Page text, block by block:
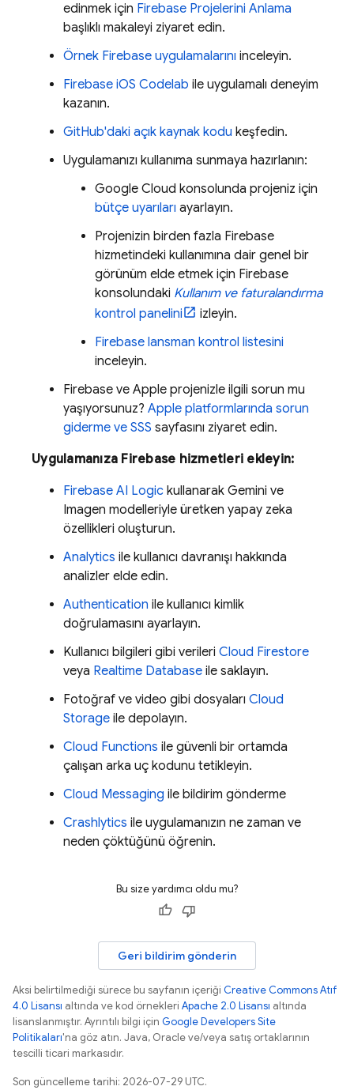
edinmek için Firebase Projelerini Anlama
başlıklı makaleyi ziyaret edin.
Örnek Firebase uygulamalarını inceleyin.
Firebase iOS Codelab ile uygulamalı deneyim
kazanın.
GitHub'daki açık kaynak kodu keşfedin.
Uygulamanızı kullanıma sunmaya hazırlanın:
Google Cloud konsolunda projeniz için
bütçe uyarıları ayarlayın.
Projenizin birden fazla Firebase
hizmetindeki kullanımına dair genel bir
görünüm elde etmek için Firebase
konsolundaki Kullanım ve faturalandırma
kontrol panelini
izleyin.
Firebase lansman kontrol listesini
inceleyin.
Firebase ve Apple projenizle ilgili sorun mu
yaşıyorsunuz? Apple platformlarında sorun
giderme ve SSS sayfasını ziyaret edin.
Uygulamanıza Firebase hizmetleri ekleyin:
Firebase AI Logic kullanarak Gemini ve
Imagen modelleriyle üretken yapay zeka
özellikleri oluşturun.
Analytics ile kullanıcı davranışı hakkında
analizler elde edin.
Authentication ile kullanıcı kimlik
doğrulamasını ayarlayın.
Kullanıcı bilgileri gibi verileri Cloud Firestore
veya Realtime Database ile saklayın.
Fotoğraf ve video gibi dosyaları Cloud
Storage ile depolayın.
Cloud Functions ile güvenli bir ortamda
çalışan arka uç kodunu tetikleyin.
Cloud Messaging ile bildirim gönderme
Crashlytics ile uygulamanızın ne zaman ve
neden çöktüğünü öğrenin.
Bu size yardımcı oldu mu?
Geri bildirim gönderin
Aksi belirtilmediği sürece bu sayfanın içeriği Creative Commons Atıf
4.0 Lisansı altında ve kod örnekleri Apache 2.0 Lisansı altında
lisanslanmıştır. Ayrıntılı bilgi için Google Developers Site
Politikaları'na göz atın. Java, Oracle ve/veya satış ortaklarının
tescilli ticari markasıdır.
Son güncelleme tarihi: 2026-07-29 UTC.